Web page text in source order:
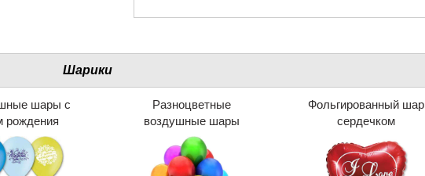
Шарики
шары с
рождения
Разноцветные
воздушные шары
Фольгированный шар
сердечком